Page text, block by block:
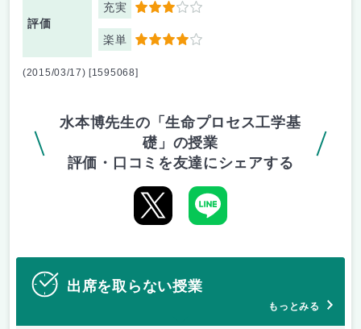
評価
充実 3
楽単 4
(2015/03/17) [1595068]
水本博先生の「生命プロセス工学基
礎」の授業
評価・口コミを友達にシェアする
出席を取らない授業
もっとみる